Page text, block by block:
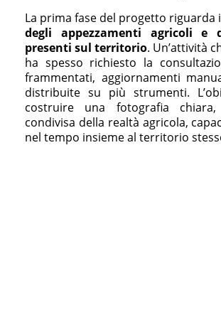
La prima fase del progetto riguarda
degli appezzamenti agricoli e
presenti sul territorio. Un’attività
ha spesso richiesto la
frammentati, aggiornamenti
distribuite su più strumenti.
costruire una fotografia
condivisa della realtà agricola,
nel tempo insieme al territorio